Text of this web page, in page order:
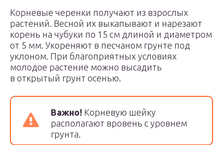
Корневые черенки получают из взрослых
растений. Весной их выкапывают и нарезают
корень на чубуки по 15 см длиной и диаметром
от 5 мм. Укореняют в песчаном грунте под
уклоном. При благоприятных условиях
молодое растение можно высадить
в открытый грунт осенью.
Важно! Корневую шейку
располагают вровень с уровнем
грунта.